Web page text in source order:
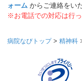
ォーム からご連絡をい
※お電話での対応は行
病院なびトップ> 精神科